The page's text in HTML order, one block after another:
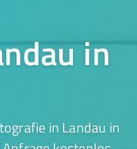
in
in Landau in